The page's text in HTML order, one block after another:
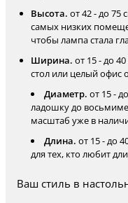
Высота. от 42 - до 75
самых низких
чтобы лампа стала
Ширина. от 15 - до
стол или целый
Диаметр. от 15 -
ладошку до
масштаб уже в
Длина. от 15 - до
для тех, кто любит
Ваш стиль в